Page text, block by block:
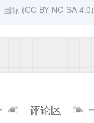
际 (CC BY-NC-SA 4.0)
评论区